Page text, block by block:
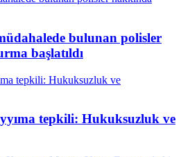
bulunan polisler
başlatıldı
tepkili: Hukuksuzluk ve